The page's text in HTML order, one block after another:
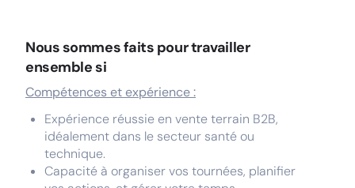
Nous sommes faits pour travailler
ensemble si
Compétences et expérience :
Expérience réussie en vente terrain B2B,
idéalement dans le secteur santé ou
technique.
Capacité à organiser vos tournées, planifier